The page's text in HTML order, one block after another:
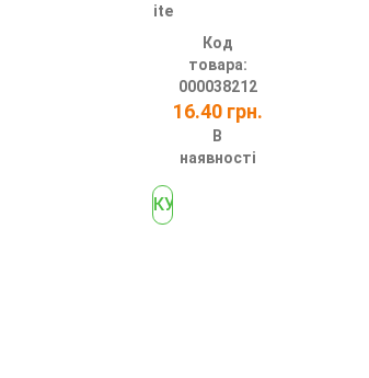
ite
Код
товара:
000038212
16.40 грн.
В
наявності